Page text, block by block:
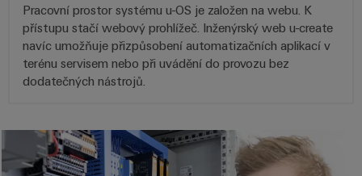
Pracovní prostor systému u-OS je založen na webu. K
přístupu stačí webový prohlížeč. Inženýrský web u-create
navíc umožňuje přizpůsobení automatizačních aplikací v
terénu servisem nebo při uvádění do provozu bez
dodatečných nástrojů.